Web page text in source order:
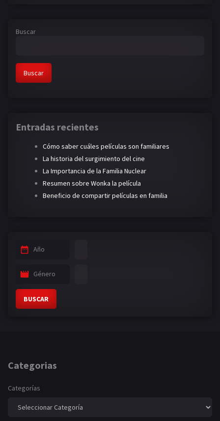
Buscar
Buscar
Entradas recientes
Cómo saber cuáles películas son familiares
La historia del surgimiento del cine
La Importancia de la Familia Nuclear
Resumen sobre Wonka la película
Beneficio de compartir películas en familia
Año
Género
BUSCAR
Categorias
Categorías